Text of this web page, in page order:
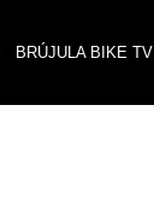
BRÚJULA BIKE TV